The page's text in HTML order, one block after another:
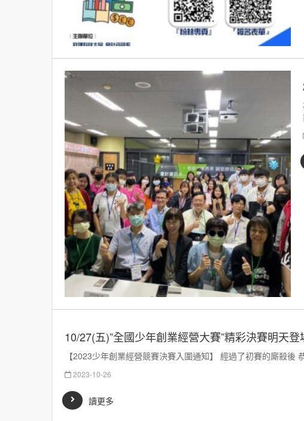
10/27(五)”全國少年創業經營大賽”精彩決賽明天登
【2023少年創業經營競賽決賽入圍通知】 經過了初賽的廝殺
2023-10-26
讀更多